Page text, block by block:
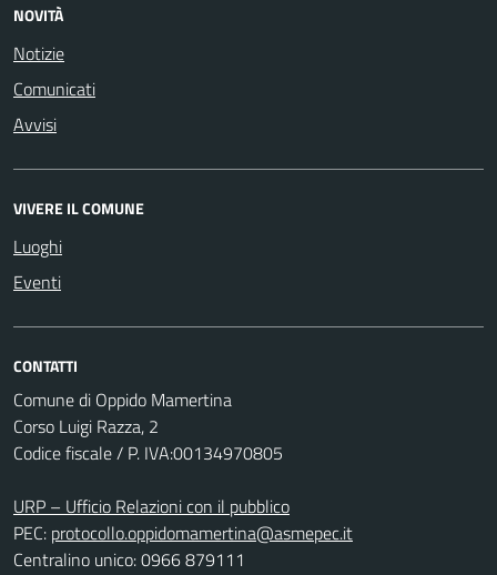
NOVITÀ
Notizie
Comunicati
Avvisi
VIVERE IL COMUNE
Luoghi
Eventi
CONTATTI
Comune di Oppido Mamertina
Corso Luigi Razza, 2
Codice fiscale / P. IVA:00134970805
URP – Ufficio Relazioni con il pubblico
PEC: protocollo.oppidomamertina@asmepec.it
Centralino unico: 0966 879111